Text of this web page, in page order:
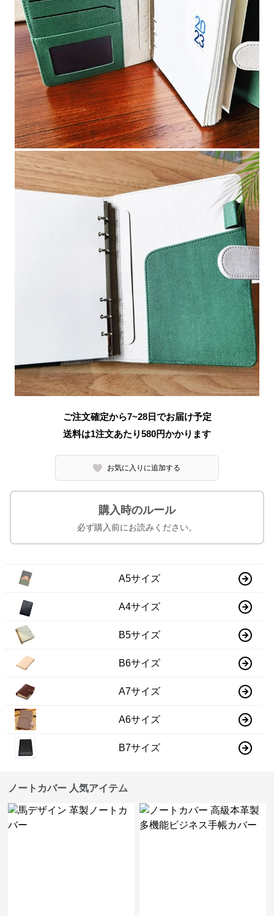
ご注文確定から7~28日でお届け予定
送料は1注文あたり580円かかります
お気に入りに追加する
購入時のルール
必ず購入前にお読みください。
A5サイズ
A4サイズ
B5サイズ
B6サイズ
A7サイズ
A6サイズ
B7サイズ
ノートカバー 人気アイテム